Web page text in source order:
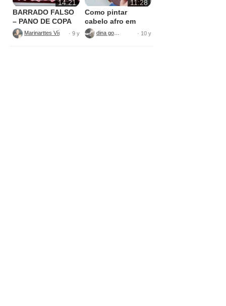
14:21
BARRADO FALSO
– PANO DE COPA
· 9 y
11:28
Como pintar
cabelo afro em
tecido
dina gomes · 10 y